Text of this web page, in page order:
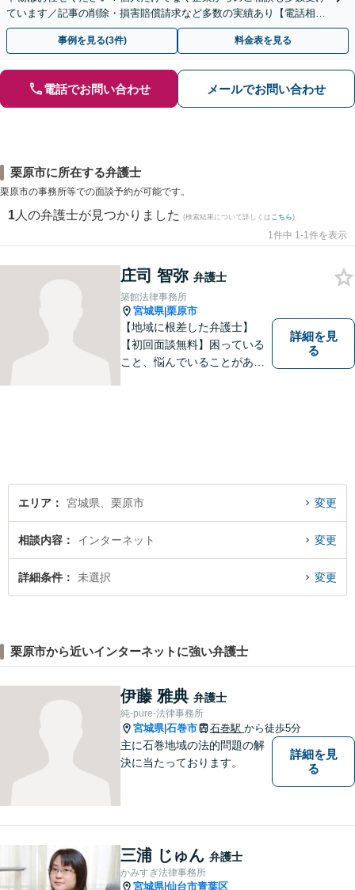
ています／記事の削除・損害賠償請求など多数の実績あり【電話相談
可】【初回相談無料】【夜間休日面談可】
事例を見る(3件) 料金表を見る
電話でお問い合わせ メールでお問い合わせ
栗原市に所在する弁護士
栗原市の事務所等での面談予約が可能です。
1 人の弁護士が見つかりました (検索結果について詳しくは こちら)
1件中 1-1件を表示
庄司 智弥 弁護士
築館法律事務所
宮城県|栗原市
【地域に根差した弁護士】
【初回面談無料】困っている
こと、悩んでいることがあっ
応可能】
詳細を見
る
エリア 宮城県、栗原市 変更
相談内容 インターネット 変更
詳細条件 未選択 変更
栗原市から近いインターネットに強い弁護士
伊藤 雅典 弁護士
純-pure-法律事務所
宮城県|石巻市 石巻駅 から徒歩5分
主に石巻地域の法的問題の解
決に当たっております。
詳細を見
る
三浦 じゅん 弁護士
かみすぎ法律事務所
宮城県|仙台市青葉区